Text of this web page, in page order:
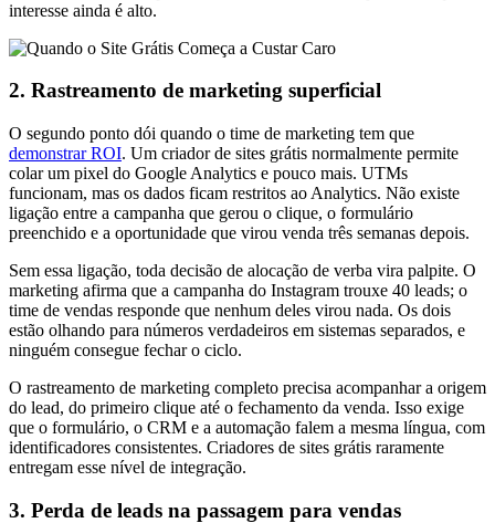
interesse ainda é alto.
2. Rastreamento de marketing superficial
O segundo ponto dói quando o time de marketing tem que
demonstrar ROI. Um criador de sites grátis normalmente permite
colar um pixel do Google Analytics e pouco mais. UTMs
funcionam, mas os dados ficam restritos ao Analytics. Não existe
ligação entre a campanha que gerou o clique, o formulário
preenchido e a oportunidade que virou venda três semanas depois.
Sem essa ligação, toda decisão de alocação de verba vira palpite. O
marketing afirma que a campanha do Instagram trouxe 40 leads; o
time de vendas responde que nenhum deles virou nada. Os dois
estão olhando para números verdadeiros em sistemas separados, e
ninguém consegue fechar o ciclo.
O rastreamento de marketing completo precisa acompanhar a origem
do lead, do primeiro clique até o fechamento da venda. Isso exige
que o formulário, o CRM e a automação falem a mesma língua, com
identificadores consistentes. Criadores de sites grátis raramente
entregam esse nível de integração.
3. Perda de leads na passagem para vendas